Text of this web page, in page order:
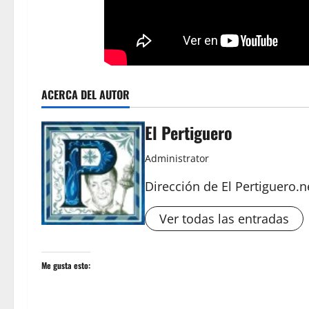
ACERCA DEL AUTOR
El Pertiguero
Administrator
Dirección de El
Ver todas las entradas
Me gusta esto: